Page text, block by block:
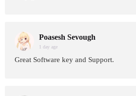
Poasesh Sevough
1 day age
Great Software key and Support.